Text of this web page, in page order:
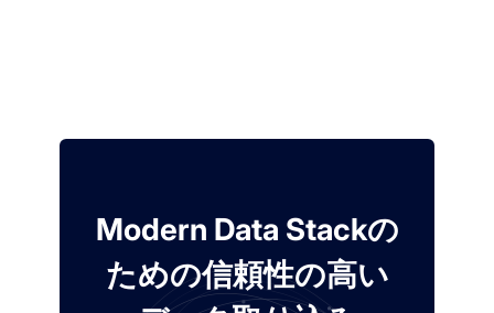
Modern Data Stackの
ための信頼性の高い